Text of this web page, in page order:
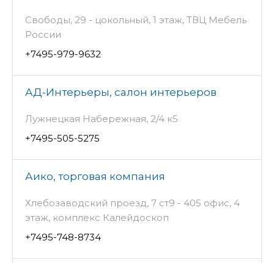
Свободы, 29 - цокольный, 1 этаж, ТВЦ Мебель
России
+7495-979-9632
АД-Интерьеры, салон интерьеров
Лужнецкая Набережная, 2/4 к5
+7495-505-5275
Аико, торговая компания
Хлебозаводский проезд, 7 ст9 - 405 офис, 4
этаж, комплекс Калейдоскоп
+7495-748-8734